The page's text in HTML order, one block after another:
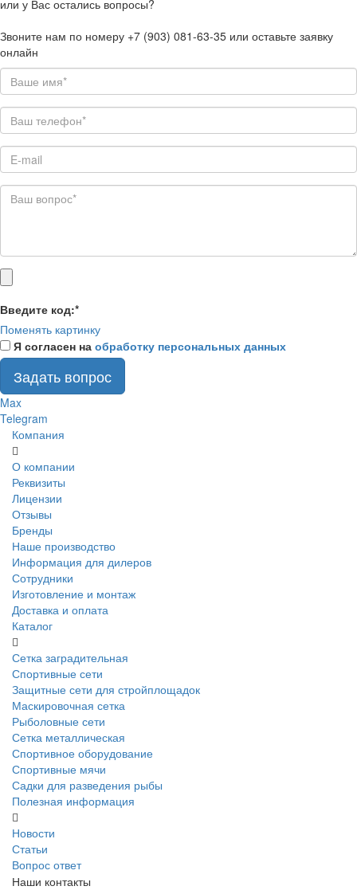
или у Вас остались вопросы?
Звоните нам по номеру +7 (903) 081-63-35 или оставьте заявку
онлайн
Введите код:*
Поменять картинку
Я согласен на обработку персональных данных
Задать вопрос
Max
Telegram
Компания
О компании
Реквизиты
Лицензии
Отзывы
Бренды
Наше производство
Информация для дилеров
Сотрудники
Изготовление и монтаж
Доставка и оплата
Каталог
Сетка заградительная
Спортивные сети
Защитные сети для стройплощадок
Маскировочная сетка
Рыболовные сети
Сетка металлическая
Спортивное оборудование
Спортивные мячи
Садки для разведения рыбы
Полезная информация
Новости
Статьи
Вопрос ответ
Наши контакты